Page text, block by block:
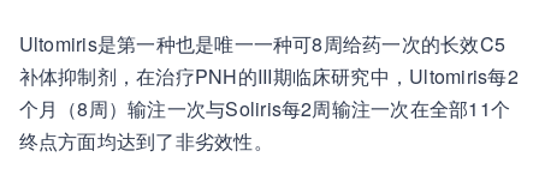
Ultomiris是第一种也是唯一一种可8周给药一次的长效C5
补体抑制剂，在治疗PNH的III期临床研究中，Ultomiris每2
个月（8周）输注一次与Soliris每2周输注一次在全部11个
终点方面均达到了非劣效性。